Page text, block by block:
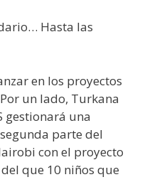
Hasta las
en los proyectos
un lado, Turkana
gestionará una
parte del
con el proyecto
del que 10 niños que